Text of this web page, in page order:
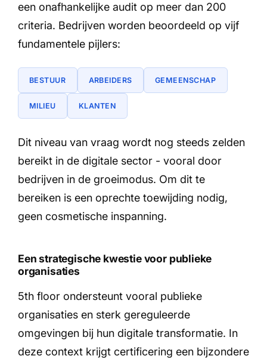
een onafhankelijke audit op meer dan 200
criteria. Bedrijven worden beoordeeld op vijf
fundamentele pijlers:
BESTUUR ARBEIDERS GEMEENSCHAP
MILIEU KLANTEN
Dit niveau van vraag wordt nog steeds zelden
bereikt in de digitale sector - vooral door
bedrijven in de groeimodus. Om dit te
bereiken is een oprechte toewijding nodig,
geen cosmetische inspanning.
Een strategische kwestie voor publieke
organisaties
5th floor ondersteunt vooral publieke
organisaties en sterk gereguleerde
omgevingen bij hun digitale transformatie. In
deze context krijgt certificering een bijzondere